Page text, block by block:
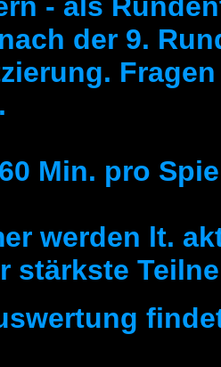
der 9.
Min. pro
werden lt.
stärkste